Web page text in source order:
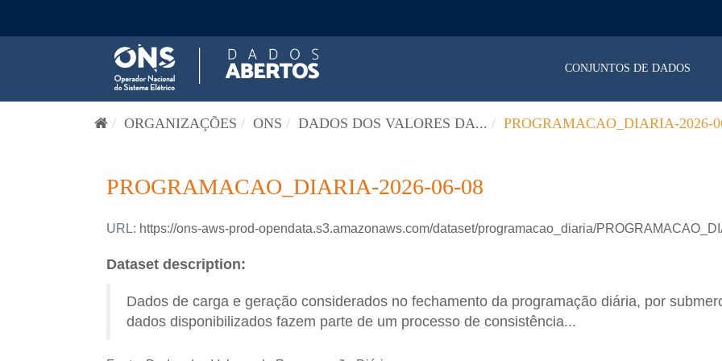
CONJUNTOS DE DADOS
ORGANIZAÇÕES ONS DADOS DOS VALORES DA... PROGRAMACAO_DIARIA-2026-
PROGRAMACAO_DIARIA-2026-06-08
URL: https://ons-aws-prod-opendata.s3.amazonaws.com/dataset/programacao_diaria/
Dataset description:
Dados de carga e geração considerados no fechamento da programação diária, por
dados disponibilizados fazem parte de um processo de consistência...